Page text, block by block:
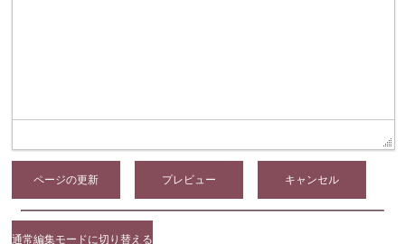
ページの更新
通常編集モードに切り替える